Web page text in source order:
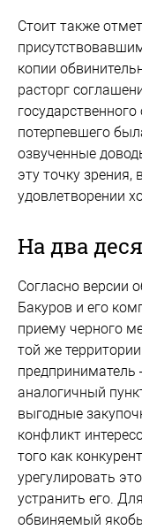
Стоит также
копии
расторг
потерпевшего
озвученные
эту точку зрения,
удовлетворении
На два
Согласно версии
Бакуров и его
приему черного
той же
аналогичный
выгодные
конфликт
того как
урегулировать
устранить его.
обвиняемый